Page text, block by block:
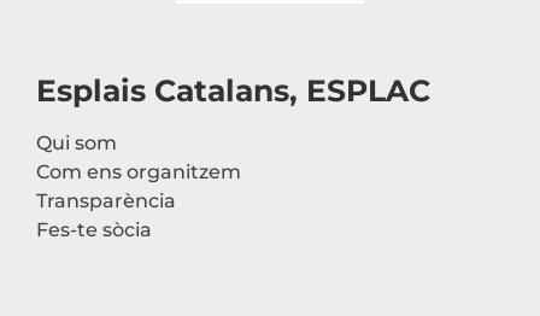
Esplais Catalans, ESPLAC
Qui som
Com ens organitzem
Transparència
Fes-te sòcia